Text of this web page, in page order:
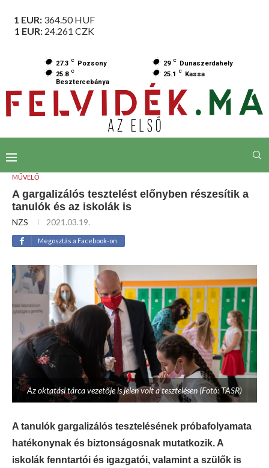
1 EUR: 364.50HUF
1 EUR: 24.261 CZK
27.3 C Pozsony 29 C
Dunaszerdahely
25.8 C
Besztercebánya
25.1 C Kassa
MŰVELŐ
A gargalizálós tesztelést előnyben részesítik a
tanulók és az iskolák is
NZS 2021.03.19.
Megosztás a Facebook-on
Az oktatási tárca vezetője is jelen volt a tesztelésen (Fotó: TASR)
A tanulók gargalizálós tesztelésének próbafolyamata
hatékonynak és biztonságosnak mutatkozik. A
iskolák fenntartói és igazgatói, valamint a szülők is